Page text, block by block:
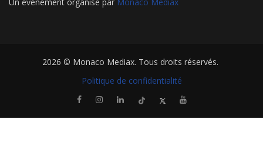
Un événement organisé par Monaco Mediax
2026 © Monaco Mediax. Tous droits réservés.
Politique de confidentialité